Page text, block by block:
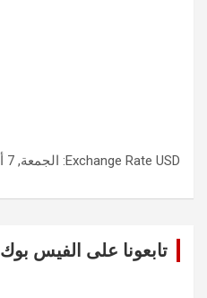
Exchange Rate USD : الجمعة, 7 أغسطس.
تابعونا على الفيس بوك